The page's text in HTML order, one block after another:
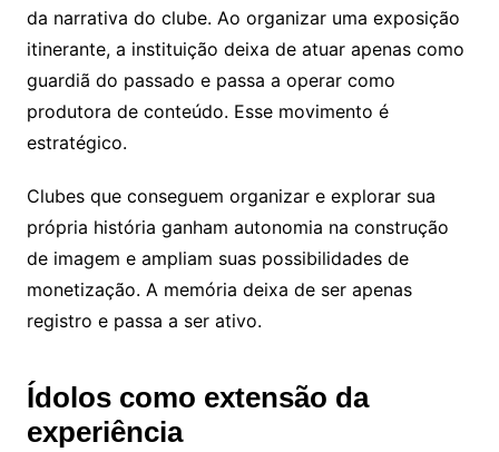
da narrativa do clube. Ao organizar uma exposição
itinerante, a instituição deixa de atuar apenas como
guardiã do passado e passa a operar como
produtora de conteúdo. Esse movimento é
estratégico.
Clubes que conseguem organizar e explorar sua
própria história ganham autonomia na construção
de imagem e ampliam suas possibilidades de
monetização. A memória deixa de ser apenas
registro e passa a ser ativo.
Ídolos como extensão da
experiência